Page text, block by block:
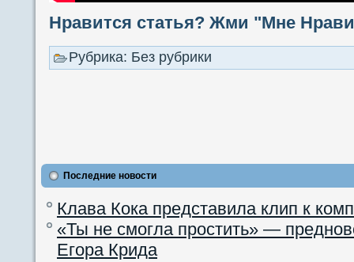
Нравится статья? Жми "Мне
Рубрика: Без рубрики
Последние новости
Клава Кока представила клип к
«Ты не смогла простить» —
Егора Крида